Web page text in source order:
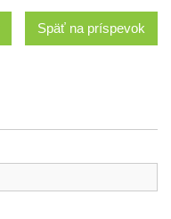
Späť na príspevok